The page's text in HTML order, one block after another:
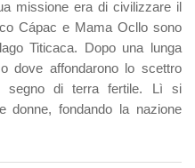
missione era di civilizzare il
Cápac e Mama Ocllo sono
Titicaca. Dopo una lunga
dove affondarono lo scettro
segno di terra fertile. Lì si
donne, fondando la nazione